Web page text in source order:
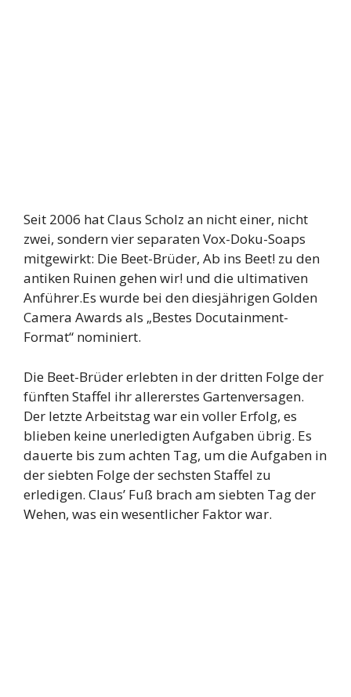
Seit 2006 hat Claus Scholz an nicht einer, nicht
zwei, sondern vier separaten Vox-Doku-Soaps
mitgewirkt: Die Beet-Brüder, Ab ins Beet! zu den
antiken Ruinen gehen wir! und die ultimativen
Anführer.Es wurde bei den diesjährigen Golden
Camera Awards als „Bestes Docutainment-
Format“ nominiert.
Die Beet-Brüder erlebten in der dritten Folge der
fünften Staffel ihr allererstes Gartenversagen.
Der letzte Arbeitstag war ein voller Erfolg, es
blieben keine unerledigten Aufgaben übrig. Es
dauerte bis zum achten Tag, um die Aufgaben in
der siebten Folge der sechsten Staffel zu
erledigen. Claus’ Fuß brach am siebten Tag der
Wehen, was ein wesentlicher Faktor war.